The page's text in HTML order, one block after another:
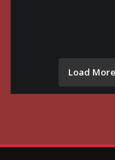
Load More